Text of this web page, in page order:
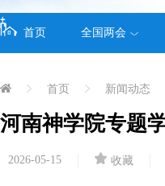
首页 全国两会
首页 新闻动态
河南神学院专题
2026-05-15 收藏